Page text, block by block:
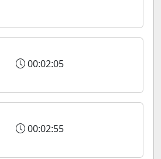
00:02:05
00:02:55